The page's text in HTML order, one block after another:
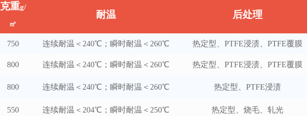
克重g/
㎡
耐温 后处理
750 连续耐温＜240℃；瞬时耐温＜260℃ 热定型、PTFE浸渍、PTFE覆膜
800 连续耐温＜240℃；瞬时耐温＜260℃ 热定型、PTFE浸渍、PTFE覆膜
800 连续耐温＜240℃；瞬时耐温＜260℃ 热定型、PTFE浸渍
550 连续耐温＜204℃；瞬时耐温＜250℃ 热定型、烧毛、轧光